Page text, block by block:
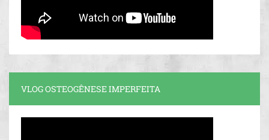
VLOG OSTEOGÊNESE IMPERFEITA